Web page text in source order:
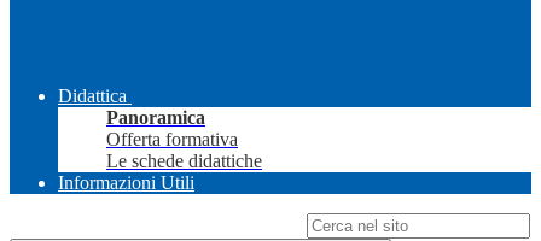
Didattica
Panoramica
Offerta formativa
Le schede didattiche
Informazioni Utili